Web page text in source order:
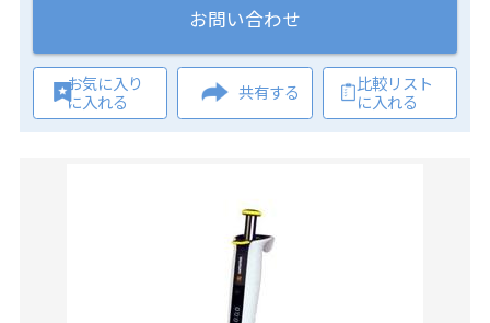
お問い合わせ
お気に入り
に入れる
共有する
比較リスト
に入れる